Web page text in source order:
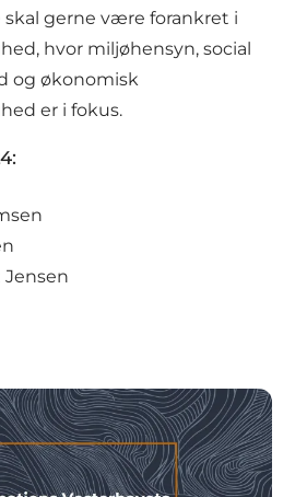
skal gerne være forankret i
hvor miljøhensyn, social
og økonomisk
er i fokus.
Jensen